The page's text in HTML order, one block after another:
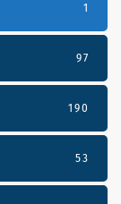
1
97
190
53